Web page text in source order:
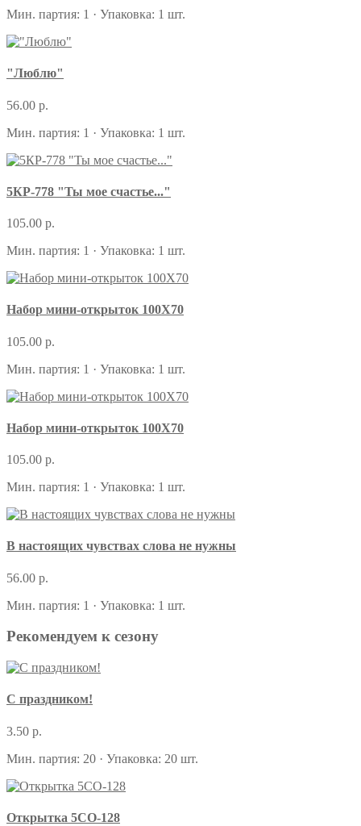
Мин. партия: 1 · Упаковка: 1 шт.
"Люблю"
56.00 р.
Мин. партия: 1 · Упаковка: 1 шт.
5КР-778 "Ты мое счастье..."
105.00 р.
Мин. партия: 1 · Упаковка: 1 шт.
Набор мини-открыток 100Х70
105.00 р.
Мин. партия: 1 · Упаковка: 1 шт.
Набор мини-открыток 100Х70
105.00 р.
Мин. партия: 1 · Упаковка: 1 шт.
В настоящих чувствах слова не нужны
56.00 р.
Мин. партия: 1 · Упаковка: 1 шт.
Рекомендуем к сезону
С праздником!
3.50 р.
Мин. партия: 20 · Упаковка: 20 шт.
Открытка 5СО-128